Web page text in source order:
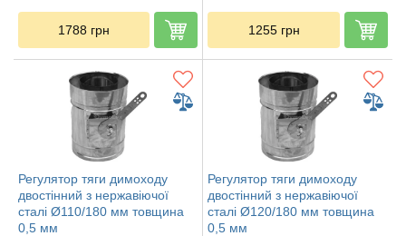
1788 грн 1255 грн
Регулятор тяги димоходу
двостінний з нержавіючої
сталі Ø110/180 мм товщина
0,5 мм
Регулятор тяги димоходу
двостінний з нержавіючої
сталі Ø120/180 мм товщина
0,5 мм